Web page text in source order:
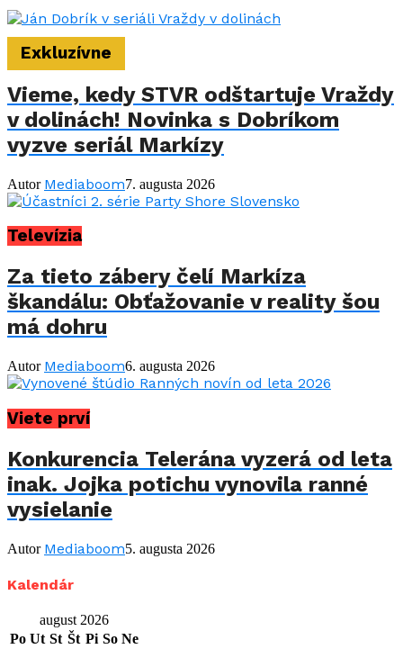
Exkluzívne
Vieme, kedy STVR odštartuje Vraždy
v dolinách! Novinka s Dobríkom
vyzve seriál Markízy
Autor Mediaboom7. augusta 2026
Televízia
Za tieto zábery čelí Markíza
škandálu: Obťažovanie v reality šou
má dohru
Autor Mediaboom6. augusta 2026
Viete prví
Konkurencia Telerána vyzerá od leta
inak. Jojka potichu vynovila ranné
vysielanie
Autor Mediaboom5. augusta 2026
Kalendár
august 2026
Po Ut St Št Pi So Ne